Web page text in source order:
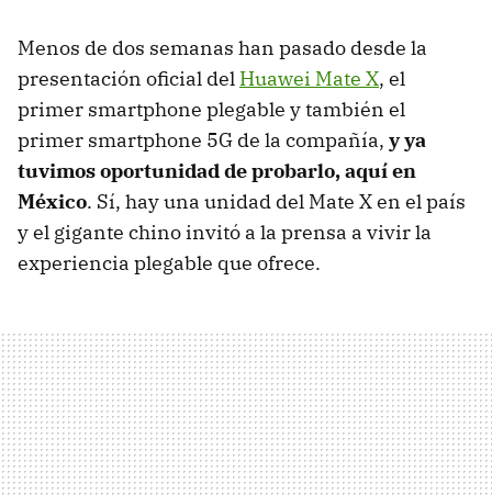
Menos de dos semanas han pasado desde la
presentación oficial del Huawei Mate X, el
primer smartphone plegable y también el
primer smartphone 5G de la compañía, y ya
tuvimos oportunidad de probarlo, aquí en
México. Sí, hay una unidad del Mate X en el país
y el gigante chino invitó a la prensa a vivir la
experiencia plegable que ofrece.